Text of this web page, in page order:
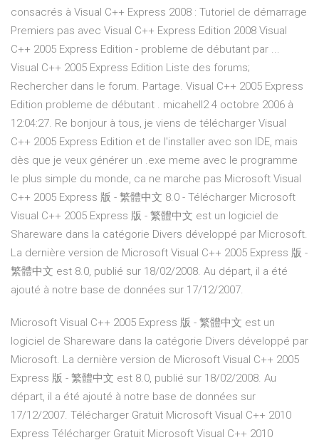
consacrés à Visual C++ Express 2008 : Tutoriel de démarrage
Premiers pas avec Visual C++ Express Edition 2008 Visual
C++ 2005 Express Edition - probleme de débutant par ...
Visual C++ 2005 Express Edition Liste des forums;
Rechercher dans le forum. Partage. Visual C++ 2005 Express
Edition probleme de débutant . micahell2 4 octobre 2006 à
12:04:27. Re bonjour à tous, je viens de télécharger Visual
C++ 2005 Express Edition et de l'installer avec son IDE, mais
dès que je veux générer un .exe meme avec le programme
le plus simple du monde, ca ne marche pas Microsoft Visual
C++ 2005 Express 版 - 繁體中文 8.0 - Télécharger Microsoft
Visual C++ 2005 Express 版 - 繁體中文 est un logiciel de
Shareware dans la catégorie Divers développé par Microsoft.
La dernière version de Microsoft Visual C++ 2005 Express 版 -
繁體中文 est 8.0, publié sur 18/02/2008. Au départ, il a été
ajouté à notre base de données sur 17/12/2007.
Microsoft Visual C++ 2005 Express 版 - 繁體中文 est un
logiciel de Shareware dans la catégorie Divers développé par
Microsoft. La dernière version de Microsoft Visual C++ 2005
Express 版 - 繁體中文 est 8.0, publié sur 18/02/2008. Au
départ, il a été ajouté à notre base de données sur
17/12/2007. Télécharger Gratuit Microsoft Visual C++ 2010
Express Télécharger Gratuit Microsoft Visual C++ 2010